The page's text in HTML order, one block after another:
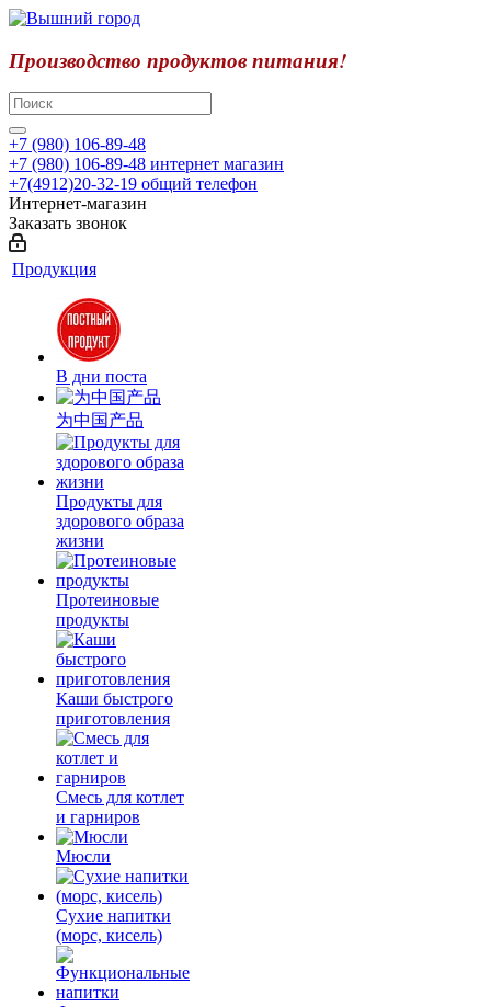
Производство продуктов питания!
+7 (980) 106-89-48
+7 (980) 106-89-48 интернет магазин
+7(4912)20-32-19 общий телефон
Интернет-магазин
Заказать звонок
Продукция
В дни поста
为中国产品
Продукты для
здорового образа
жизни
Протеиновые
продукты
Каши быстрого
приготовления
Смесь для котлет
и гарниров
Мюсли
Сухие напитки
(морс, кисель)